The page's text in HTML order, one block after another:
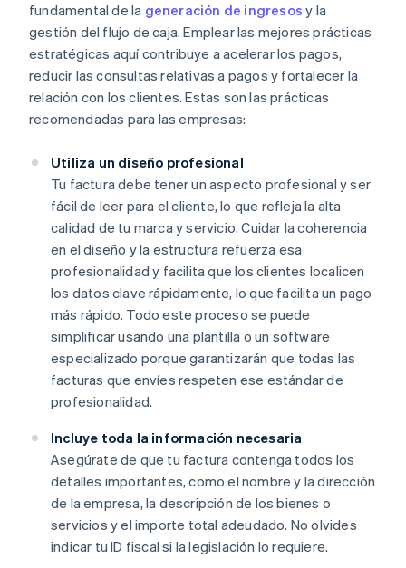
fundamental de la generación de ingresos y la
gestión del flujo de caja. Emplear las mejores prácticas
estratégicas aquí contribuye a acelerar los pagos,
reducir las consultas relativas a pagos y fortalecer la
relación con los clientes. Estas son las prácticas
recomendadas para las empresas:
Utiliza un diseño profesional
Tu factura debe tener un aspecto profesional y ser
fácil de leer para el cliente, lo que refleja la alta
calidad de tu marca y servicio. Cuidar la coherencia
en el diseño y la estructura refuerza esa
profesionalidad y facilita que los clientes localicen
los datos clave rápidamente, lo que facilita un pago
más rápido. Todo este proceso se puede
simplificar usando una plantilla o un software
especializado porque garantizarán que todas las
facturas que envíes respeten ese estándar de
profesionalidad.
Incluye toda la información necesaria
Asegúrate de que tu factura contenga todos los
detalles importantes, como el nombre y la dirección
de la empresa, la descripción de los bienes o
servicios y el importe total adeudado. No olvides
indicar tu ID fiscal si la legislación lo requiere.